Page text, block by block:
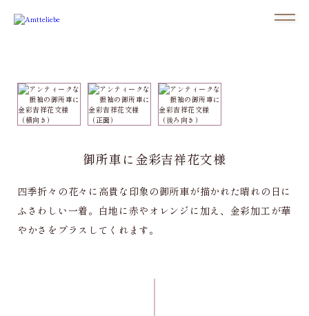
御所車に金彩吉祥花文様
四季折々の花々に高貴な印象の御所車が描かれた晴れの日に
ふさわしい一着。白地に赤やオレンジに加え、金彩加工が華
やかさをプラスしてくれます。